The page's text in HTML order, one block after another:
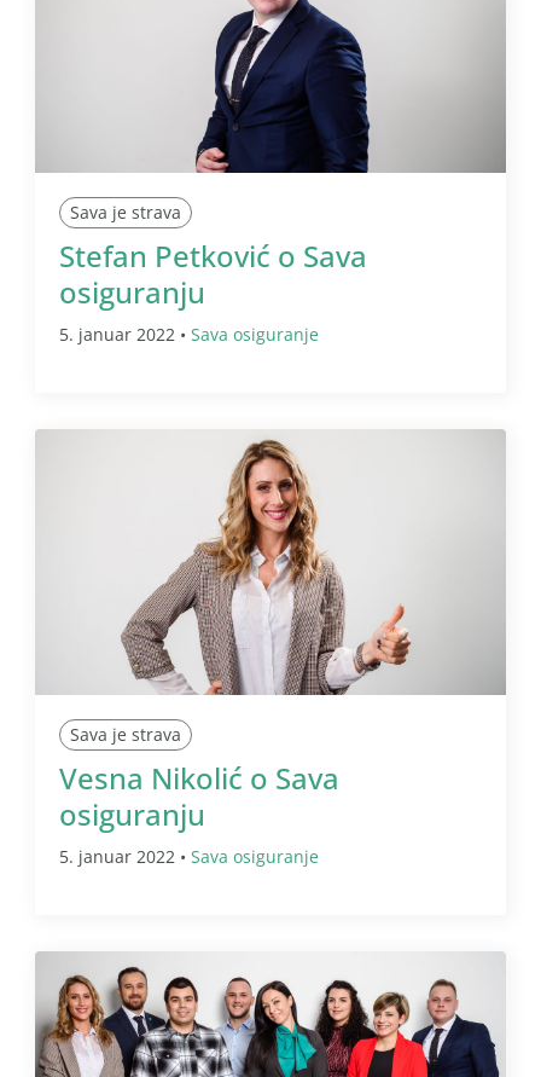
Sava je strava
Stefan Petković o Sava
osiguranju
5. januar 2022 • Sava osiguranje
Sava je strava
Vesna Nikolić o Sava
osiguranju
5. januar 2022 • Sava osiguranje